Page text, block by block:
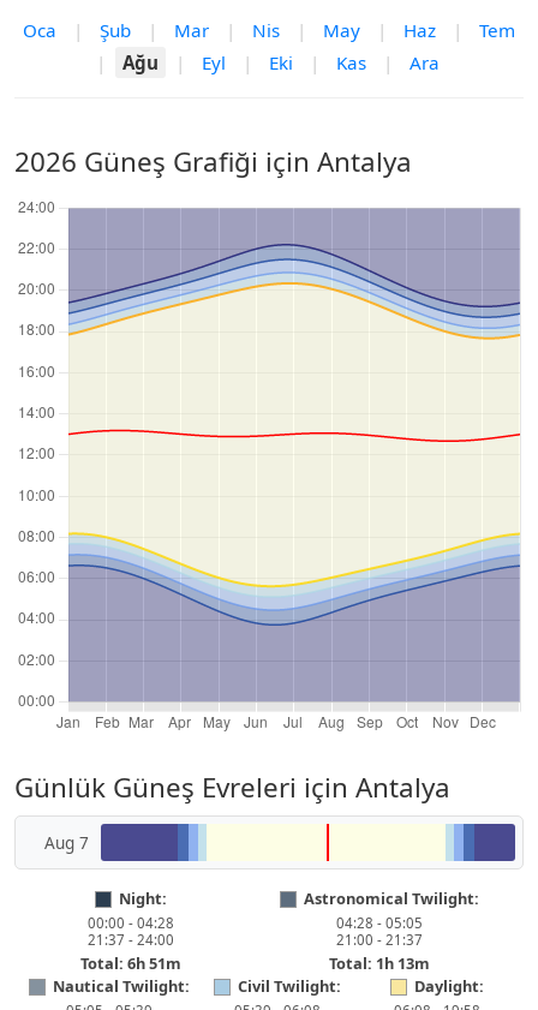
Oca | Şub | Mar | Nis | May | Haz |
Tem
|
Ağu | Eyl | Eki | Kas | Ara
2026 Güneş Grafiği için Antalya
Günlük Güneş Evreleri için Antalya
Aug 7
Night:
00:00 - 04:28
21:37 - 24:00
Total: 6h 51m
Astronomical Twilight:
04:28 - 05:05
21:00 - 21:37
Total: 1h 13m
Nautical Twilight:
Civil Twilight: Daylight: